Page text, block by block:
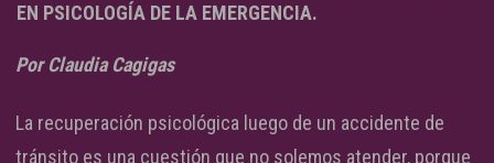
EN PSICOLOGÍA DE LA EMERGENCIA.
Por Claudia Cagigas
La recuperación psicológica luego de un accidente de
tránsito es una cuestión que no solemos atender, porque